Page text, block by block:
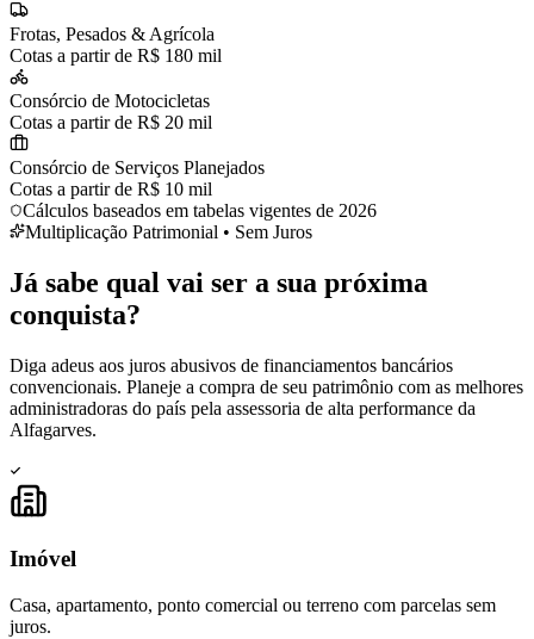
Frotas, Pesados & Agrícola
Cotas a partir de R$ 180 mil
Consórcio de Motocicletas
Cotas a partir de R$ 20 mil
Consórcio de Serviços Planejados
Cotas a partir de R$ 10 mil
Cálculos baseados em tabelas vigentes de 2026
Multiplicação Patrimonial • Sem Juros
Já sabe qual vai ser a sua próxima
conquista?
Diga adeus aos juros abusivos de financiamentos bancários
convencionais. Planeje a compra de seu patrimônio com as melhores
administradoras do país pela assessoria de alta performance da
Alfagarves.
Imóvel
Casa, apartamento, ponto comercial ou terreno com parcelas sem
juros.